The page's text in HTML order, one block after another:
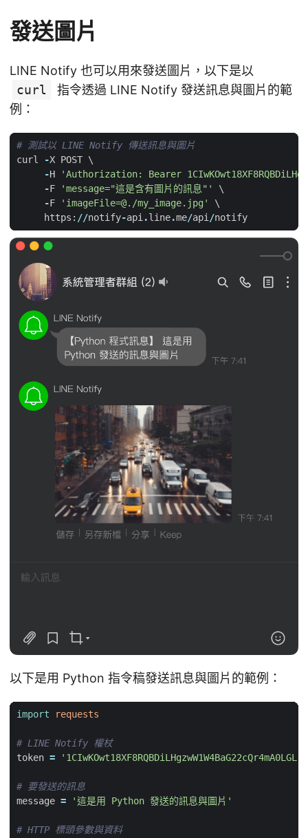
發送圖片
LINE Notify 也可以用來發送圖片，以下是以
curl
指令透過 LINE Notify 發送訊息與圖片的範
例：
# 測試以 LINE Notify 傳送訊息與圖片
curl
-X POST
-H
'Authorization: Bearer
-F 'message="這是含有圖片的訊息"'
-F 'imageFile=@./my_image.jpg'
https : //notify-api.line.me/api/notify
以下是用 Python 指令稿發送訊息與圖片的範例：
import requests
# LINE Notify 權杖
token = '1CIwKOwt18XF8RQBDiLHgzwW1W4BaG22cQr4mA0LGLr'
# 要發送的訊息
message = '這是用 Python 發送的訊息與圖片'
# HTTP 標頭參數與資料